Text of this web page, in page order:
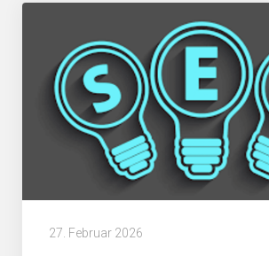
27. Februar 2026